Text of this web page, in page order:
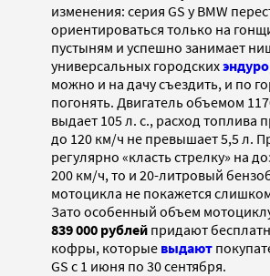
изменения: серия GS у BMW
ориентироваться только на
пустыням и успешно занимает
универсальных городскихэндуро
можно и на дачу съездить, и по
погонять. Двигатель объемом
выдает 105 л. с., расход топлива
до 120 км/ч не превышает 5,5 л.
регулярно «класть стрелку» на
200 км/ч, то и 20-литровый
мотоцикла не покажется
Зато особенный объем
839 000 рублей придают
кофры, которые выдают
GS с 1 июня по 30 сентября.